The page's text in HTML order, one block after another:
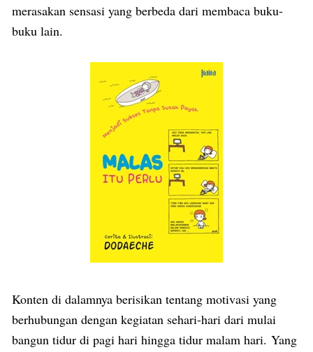
merasakan sensasi yang berbeda dari membaca buku-
buku lain.
Konten di dalamnya berisikan tentang motivasi yang
berhubungan dengan kegiatan sehari-hari dari mulai
bangun tidur di pagi hari hingga tidur malam hari. Yang